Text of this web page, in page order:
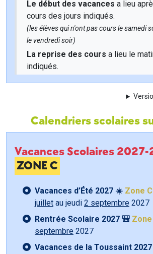
Le début des vacances a lieu
cours des jours indiqués.
(les élèves qui n'ont pas cours le samedi
le vendredi soir)
La reprise des cours a lieu le
indiqués.
Calendriers scolaires
Vacances Scolaires
ZONE C
Vacances d’Été 2027 ☀️ Zone C
juillet au jeudi 2 septembre 2027
Rentrée Scolaire 2027 🎒 Zone
septembre 2027
Vacances de la Toussaint 2027